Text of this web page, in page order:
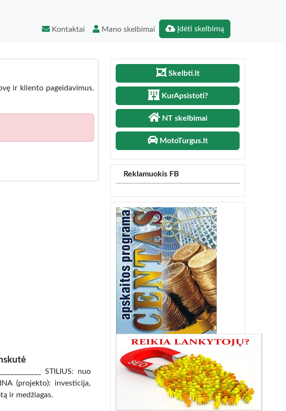
Kontaktai Mano skelbimai Įdėti skelbimą
ir kliento pageidavimus.
STILIUS: nuo
(projekto): investicija,
ir medžiagas.
Skelbti.lt
KurApsistoti?
NT skelbimai
MotoTurgus.lt
Reklamuokis FB